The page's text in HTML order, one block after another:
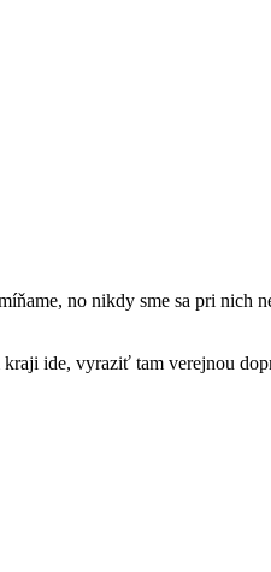
no nikdy sme sa pri nich
ide, vyraziť tam verejnou